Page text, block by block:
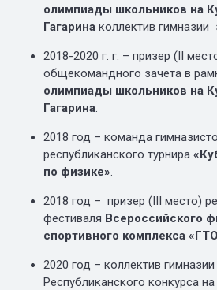
олимпиады школьников на
Гагарина коллектив гимназии
2018-2020 г. г. – призер (II
общекомандного зачета в
олимпиады школьников на
Гагарина.
2018 год – команда
республиканского турнира
по физике».
2018 год – призер (III место)
фестиваля Всероссийского
спортивного комплекса
2020 год – коллектив
Республиканского конкурса